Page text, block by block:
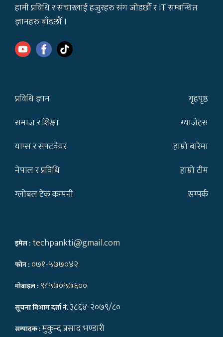
हामी प्रविधि र संचारलाई हजुरहरु संग जोडछौँ र IT सम्बन्धित
ज्ञानहरु बाँडछौँ ।
प्रविधि ज्ञान
समाज र शिक्षा
याप्स र सफ्टवेयर
नेपाल र प्रविधि
ग्लोबल टेक कम्पनी
गृहपृष्ठ
ग्याजेट्स
हाम्रो बारेमा
हाम्रो टीम
सम्पर्क
इमेल : techpankti@gmail.com
फोन : ०७१-५७७०४२
मोबाइल : ९८५७०५७६००
सूचना विभाग दर्ता नं.३८६४-२०७९/८०
सम्पादक :मुकुन्द प्रसाद भण्डारी